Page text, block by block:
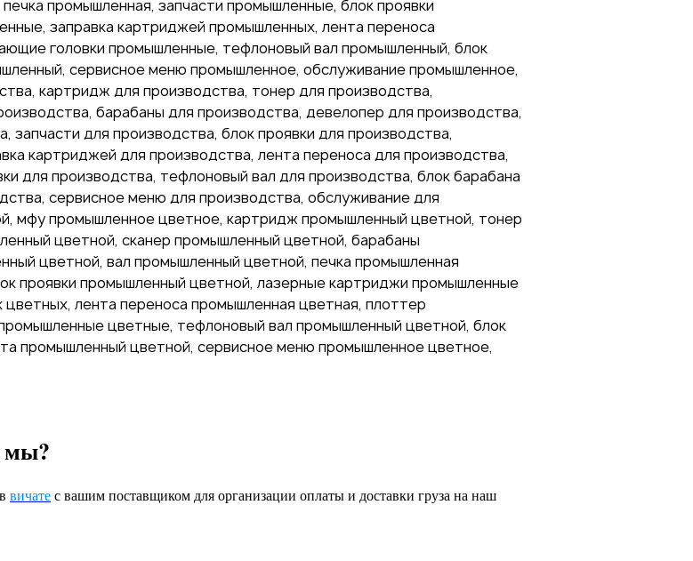
промышленная, запчасти промышленные, блок проявки
заправка картриджей промышленных, лента переноса
головки промышленные, тефлоновый вал промышленный, блок
сервисное меню промышленное, обслуживание промышленное,
картридж для производства, тонер для производства,
барабаны для производства, девелопер для производства,
запчасти для производства, блок проявки для производства,
картриджей для производства, лента переноса для производства,
для производства, тефлоновый вал для производства, блок барабана
сервисное меню для производства, обслуживание для
мфу промышленное цветное, картридж промышленный цветной, тонер
цветной, сканер промышленный цветной, барабаны
цветной, вал промышленный цветной, печка промышленная
проявки промышленный цветной, лазерные картриджи промышленные
лента переноса промышленная цветная, плоттер
цветные, тефлоновый вал промышленный цветной, блок
промышленный цветной, сервисное меню промышленное цветное,
мы?
вичатес вашим поставщиком для организации оплаты и доставки груза на наш